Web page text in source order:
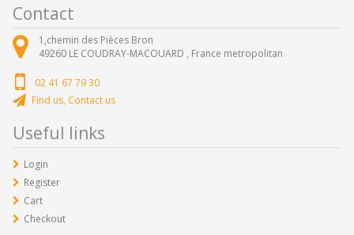
Contact
1,chemin des Pièces Bron
49260 LE COUDRAY-MACOUARD , France metropolitan
02 41 67 79 30
Find us, Contact us
Useful links
Login
Register
Cart
Checkout